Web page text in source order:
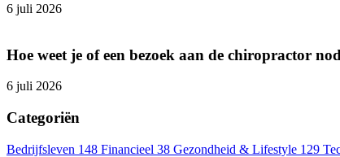
6 juli 2026
Hoe weet je of een bezoek aan de chiropractor
6 juli 2026
Categoriën
Bedrijfsleven 148 Financieel 38 Gezondheid & Lifestyle 129